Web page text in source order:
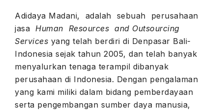
Adidaya Madani, adalah sebuah perusahaan
jasa Human Resources and Outsourcing
Services yang telah berdiri di Denpasar Bali-
Indonesia sejak tahun 2005, dan telah banyak
menyalurkan tenaga terampil dibanyak
perusahaan di Indonesia. Dengan pengalaman
yang kami miliki dalam bidang pemberdayaan
serta pengembangan sumber daya manusia,